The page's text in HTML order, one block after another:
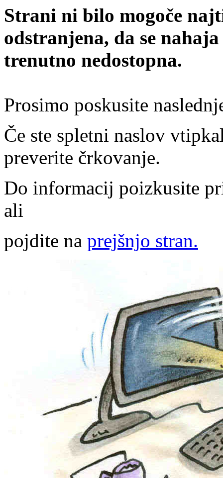
Strani ni bilo mogoče
odstranjena, da se
trenutno nedostopna.
Prosimo poskusite
Če ste spletni naslov
preverite črkovanje.
Do informacij poizkusite
ali
pojdite na prejšnjo stran.